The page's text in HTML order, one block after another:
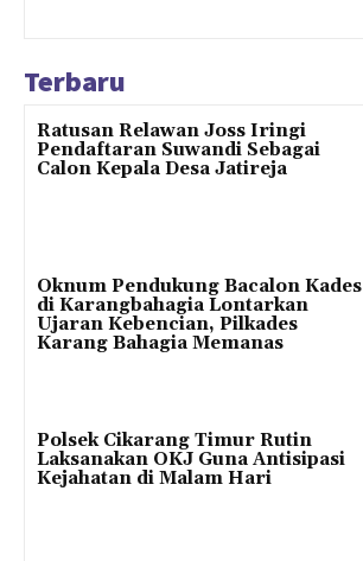
Terbaru
Ratusan Relawan Joss Iringi
Pendaftaran Suwandi Sebagai
Calon Kepala Desa Jatireja
Oknum Pendukung Bacalon Kades
di Karangbahagia Lontarkan
Ujaran Kebencian, Pilkades
Karang Bahagia Memanas
Polsek Cikarang Timur Rutin
Laksanakan OKJ Guna Antisipasi
Kejahatan di Malam Hari